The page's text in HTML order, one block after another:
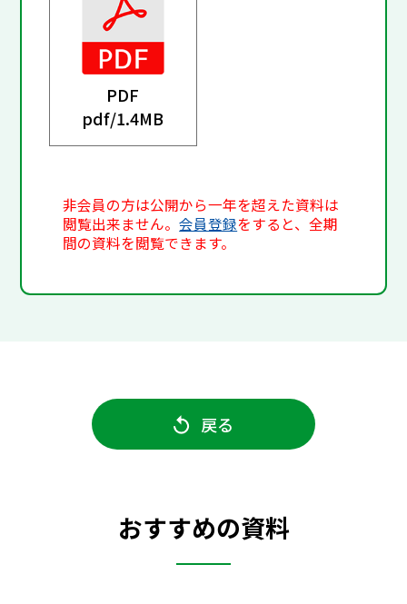
PDF
pdf/1.4MB
非会員の方は公開から一年を超えた資料は
閲覧出来ません。会員登録をすると、全期
間の資料を閲覧できます。
戻る
おすすめの資料